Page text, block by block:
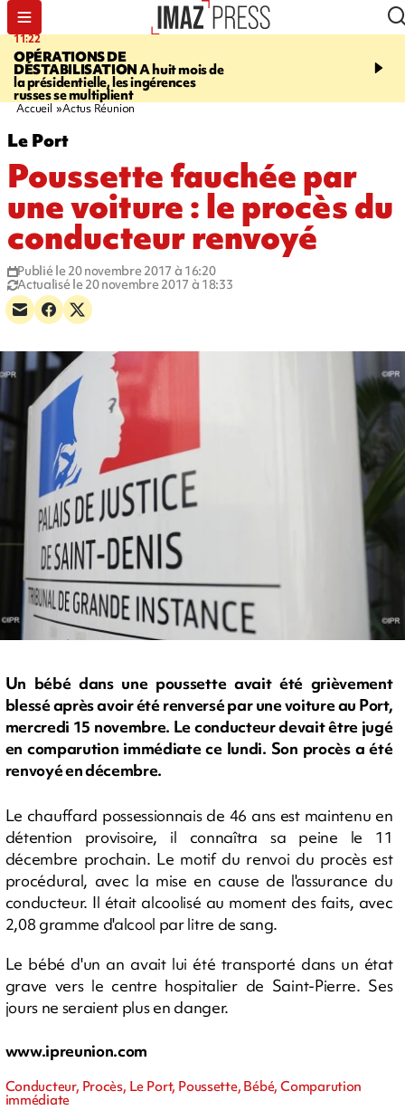
11:22
OPÉRATIONS DE
DÉSTABILISATIONA huit mois de
la présidentielle, les ingérences
russes se multiplient
14:51
Rivière triple champion
Accueil Actus Réunion
Le Port
Poussette fauchée par
une voiture : le procès du
conducteur renvoyé
Publié le 20 novembre 2017 à 16:20
Actualisé le 20 novembre 2017 à 18:33
Un bébé dans une poussette avait été grièvement
blessé après avoir été renversé par une voiture au Port,
mercredi 15 novembre. Le conducteur devait être jugé
en comparution immédiate ce lundi. Son procès a été
renvoyé en décembre.
Le chauffard possessionnais de 46 ans est maintenu en
détention provisoire, il connaîtra sa peine le 11
décembre prochain. Le motif du renvoi du procès est
procédural, avec la mise en cause de l'assurance du
conducteur. Il était alcoolisé au moment des faits, avec
2,08 gramme d'alcool par litre de sang.
Le bébé d'un an avait lui été transporté dans un état
grave vers le centre hospitalier de Saint-Pierre. Ses
jours ne seraient plus en danger.
www.ipreunion.com
Conducteur, Procès, Le Port, Poussette, Bébé, Comparution
immédiate